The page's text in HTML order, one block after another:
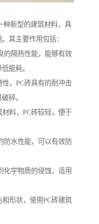
种新型的建筑材料，具
其主要作用包括：
的隔热性能，能够有效
能耗。
，PC砖具有的耐冲击
碎。
料，PC砖较轻，便于
防水性能，可以有效防
学物质的侵蚀，适用
形状，使用PC砖建筑